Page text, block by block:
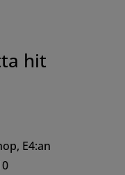
hit
E4:an